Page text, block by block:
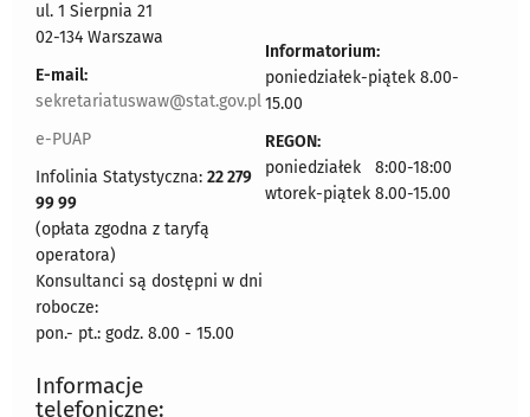
ul. 1 Sierpnia 21
02-134 Warszawa
E-mail:
sekretariatuswaw@stat.gov.pl
e-PUAP
Infolinia Statystyczna: 22 279
99 99
(opłata zgodna z taryfą
operatora)
Konsultanci są dostępni w dni
robocze:
pon.- pt.: godz. 8.00 - 15.00
Informatorium:
poniedziałek-piątek 8.00-
15.00
REGON:
poniedziałek 8:00-18:00
wtorek-piątek 8.00-15.00
Informacje
telefoniczne: